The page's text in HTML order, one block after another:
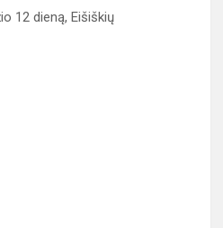
12 dieną, Eišiškių